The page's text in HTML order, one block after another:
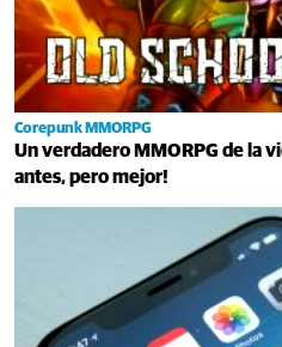
Corepunk MMORPG
Un verdadero MMORPG de la
antes, pero mejor!